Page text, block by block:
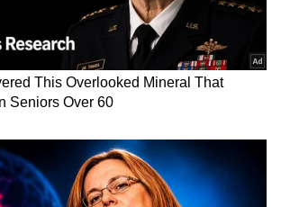
ಭಾರಿ ಚರ್ಚೆಗಳು ನಡೆಯುತ್ತಿವೆ. ಇಂಧನ
ಹಣದ ಉಳಿತಾಯ ಎರಡೂ ಒಟ್ಟಿಗೇ
ಜನರು ಎಲೆಕ್ಟ್ರಿಕ್ ಕಾರುಗಳನ್ನು
ಇಷ್ಟಪಡುತ್ತಿದ್ದಾರೆ. ಈ ನಡುವೆ, ಈಗ
ಅತ್ಯಂತ ಶಕ್ತಿಶಾಲಿ ಹಾಗೂ
ಕಾರಿನ ಬುಕ್ಕಿಂಗ್ ಅನ್ನು ಪ್ರಾರಂಭಿಸಿದೆ.